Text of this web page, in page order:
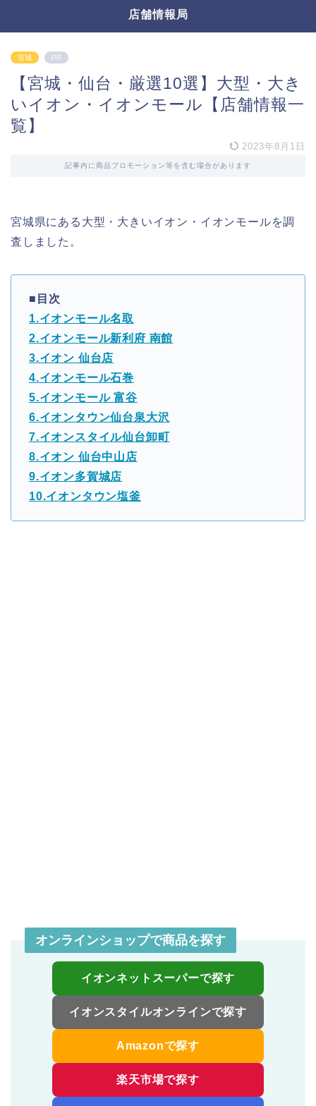
店舗情報局
宮城 PR
【宮城・仙台・厳選10選】大型・大き
いイオン・イオンモール【店舗情報一
覧】
2023年8月1日
記事内に商品プロモーション等を含む場合があります
宮城県にある大型・大きいイオン・イオンモールを調
査しました。
■目次
1.イオンモール名取
2.イオンモール新利府 南館
3.イオン 仙台店
4.イオンモール石巻
5.イオンモール 富谷
6.イオンタウン仙台泉大沢
7.イオンスタイル仙台卸町
8.イオン 仙台中山店
9.イオン多賀城店
10.イオンタウン塩釜
オンラインショップで商品を探す
イオンネットスーパーで探す
イオンスタイルオンラインで探す
Amazonで探す
楽天市場で探す